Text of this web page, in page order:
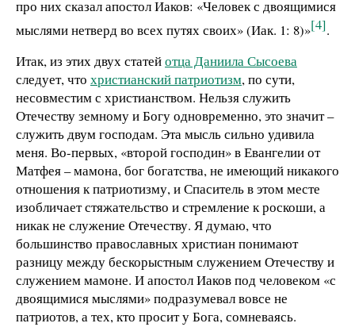
про них сказал апостол Иаков: «Человек с двоящимися
мыслями нетверд во всех путях своих» (Иак. 1: 8)»[4].
Итак, из этих двух статейотца Даниила Сысоева
следует, что христианский патриотизм, по сути,
несовместим с христианством. Нельзя служить
Отечеству земному и Богу одновременно, это значит –
служить двум господам. Эта мысль сильно удивила
меня. Во-первых, «второй господин» в Евангелии от
Матфея – мамона, бог богатства, не имеющий никакого
отношения к патриотизму, и Спаситель в этом месте
изобличает стяжательство и стремление к роскоши, а
никак не служение Отечеству. Я думаю, что
большинство православных христиан понимают
разницу между бескорыстным служением Отечеству и
служением мамоне. И апостол Иаков под человеком «с
двоящимися мыслями» подразумевал вовсе не
патриотов, а тех, кто просит у Бога, сомневаясь.